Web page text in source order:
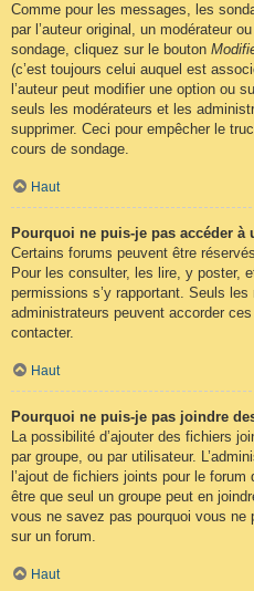
Comme pour les messages, les
par l’auteur original, un modérateur
sondage, cliquez sur le bouton
(c’est toujours celui auquel est
l’auteur peut modifier une option ou
seuls les modérateurs et les
supprimer. Ceci pour empêcher le
cours de sondage.
Haut
Pourquoi ne puis-je pas accéder à
Certains forums peuvent être
Pour les consulter, les lire, y poster,
permissions s’y rapportant. Seuls
administrateurs peuvent accorder
contacter.
Haut
Pourquoi ne puis-je pas joindre
La possibilité d’ajouter des fichiers
par groupe, ou par utilisateur.
l’ajout de fichiers joints pour le
être que seul un groupe peut en
vous ne savez pas pourquoi vous
sur un forum.
Haut